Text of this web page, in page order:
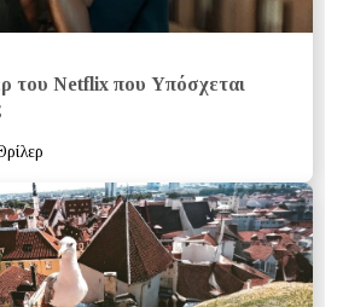
του Netflix που Υπόσχεται